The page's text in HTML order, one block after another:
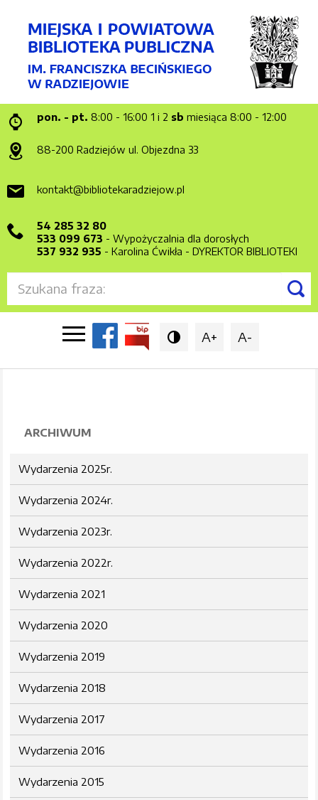
pon. - pt. 8:00 - 16:00 1 i 2 sb miesiąca 8:00 - 12:00
88-200 Radziejów ul. Objezdna 33
kontakt@bibliotekaradziejow.pl
54 285 32 80
533 099 673 - Wypożyczalnia dla dorosłych
537 932 935 - Karolina Ćwikła - DYREKTOR BIBLIOTEKI

 A+ A-
ARCHIWUM
Wydarzenia 2025r.
Wydarzenia 2024r.
Wydarzenia 2023r.
Wydarzenia 2022r.
Wydarzenia 2021
Wydarzenia 2020
Wydarzenia 2019
Wydarzenia 2018
Wydarzenia 2017
Wydarzenia 2016
Wydarzenia 2015